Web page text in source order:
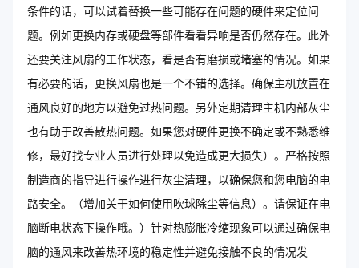
条件的话，可以试着替换一些可能存在问题的硬件来定位问
题。例如更换内存或硬盘等部件看看异响是否仍然存在。此外
还要关注风扇的工作状态，看是否有磨损或堵塞的情况。如果
有必要的话，更换风扇也是一个不错的选择。确保主机放置在
通风良好的地方以避免过热问题。另外定期清理主机内部灰尘
也有助于改善散热问题。如果您对硬件更换不确定或不熟悉维
修，最好找专业人员进行处理以免造成更大损失）。严格按照
制造商的指导进行操作进行灰尘清理，以确保您和您电脑的电
路安全。（增加关于如何使用吹球除尘等信息）。请保证在电
脑断电状态下操作哦。）针对热膨胀冷缩现象可以通过确保电
脑的通风来改善热环境的稳定性并避免接触不良的情况发